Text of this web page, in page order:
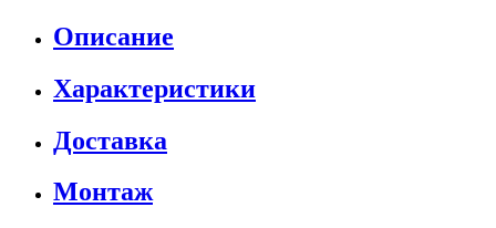
Описание
Характеристики
Доставка
Монтаж